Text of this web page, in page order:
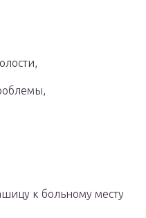
к больному месту